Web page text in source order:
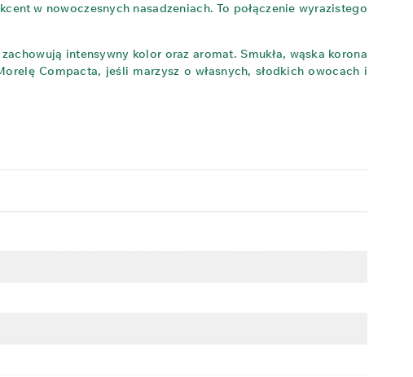
w nowoczesnych nasadzeniach. To połączenie wyrazistego
intensywny kolor oraz aromat. Smukła, wąska korona
Compacta, jeśli marzysz o własnych, słodkich owocach i